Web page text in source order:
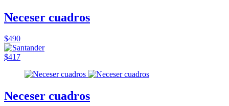
Neceser cuadros
$490
$417
Neceser cuadros